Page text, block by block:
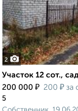
2
Участок 12 сот.,
200 000 ₽ 200 ₽ за
5